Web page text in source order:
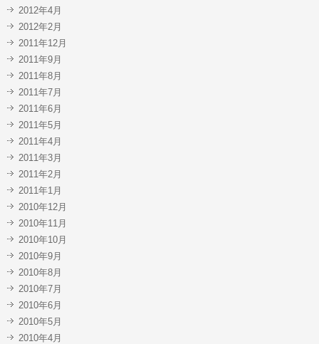
2012年4月
2012年2月
2011年12月
2011年9月
2011年8月
2011年7月
2011年6月
2011年5月
2011年4月
2011年3月
2011年2月
2011年1月
2010年12月
2010年11月
2010年10月
2010年9月
2010年8月
2010年7月
2010年6月
2010年5月
2010年4月